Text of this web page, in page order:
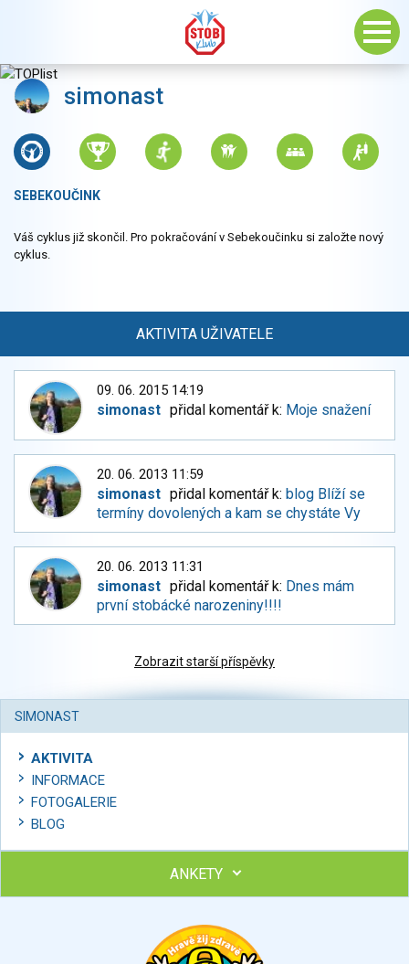
simonast
SEBEKOUČINK
Váš cyklus již skončil. Pro pokračování v Sebekoučinku si založte nový
cyklus.
AKTIVITA UŽIVATELE
09. 06. 2015 14:19
simonast přidal komentář k: Moje snažení
20. 06. 2013 11:59
simonast přidal komentář k: blog Blíží se
termíny dovolených a kam se chystáte Vy
20. 06. 2013 11:31
simonast přidal komentář k: Dnes mám
první stobácké narozeniny!!!!
Zobrazit starší příspěvky
SIMONAST
AKTIVITA
INFORMACE
FOTOGALERIE
BLOG
ANKETY